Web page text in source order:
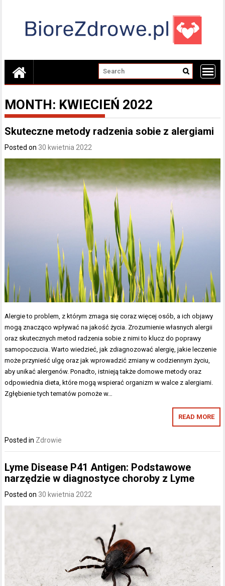
MONTH: KWIECIEŃ 2022
Skuteczne metody radzenia sobie z alergiami
Posted on 30 kwietnia 2022
Alergie to problem, z którym zmaga się coraz więcej osób, a ich objawy
mogą znacząco wpływać na jakość życia. Zrozumienie własnych alergii
oraz skutecznych metod radzenia sobie z nimi to klucz do poprawy
samopoczucia. Warto wiedzieć, jak zdiagnozować alergię, jakie leczenie
może przynieść ulgę oraz jak wprowadzić zmiany w codziennym życiu,
aby unikać alergenów. Ponadto, istnieją także domowe metody oraz
odpowiednia dieta, które mogą wspierać organizm w walce z alergiami.
Zgłębienie tych tematów pomoże w…
READ MORE
Posted in Zdrowie
Lyme Disease P41 Antigen: Podstawowe
narzędzie w diagnostyce choroby z Lyme
Posted on 30 kwietnia 2022